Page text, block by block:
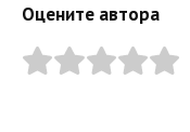
Оцените автора